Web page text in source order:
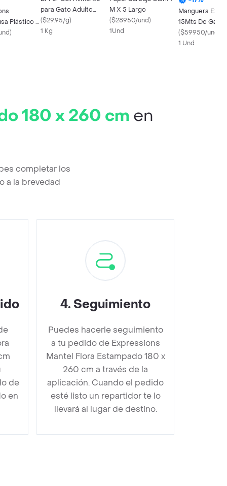
Plástico 2
)
para Gato Adulto
Castrado Sabor Pollo
($29.95/g)
1 Kg
M X 5 Largo
($28950/und)
1Und
Manguera
15Mts Do
189888.
($59950/und
1 Und
180 x 260 cm en
completar los
a la brevedad
de
en
4. Seguimiento
Puedes hacerle seguimiento
a tu pedido de Expressions
Mantel Flora Estampado 180 x
260 cm a través de la
aplicación. Cuando el pedido
esté listo un repartidor te lo
llevará al lugar de destino.